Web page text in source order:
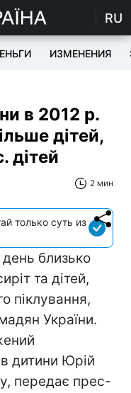
RU
ИЗМЕНЕНИЯ
в 2012 р.
дітей,
дітей
2 мин
только суть из
день близько
та дітей,
піклування,
України.
дитини Юрій
передає прес-